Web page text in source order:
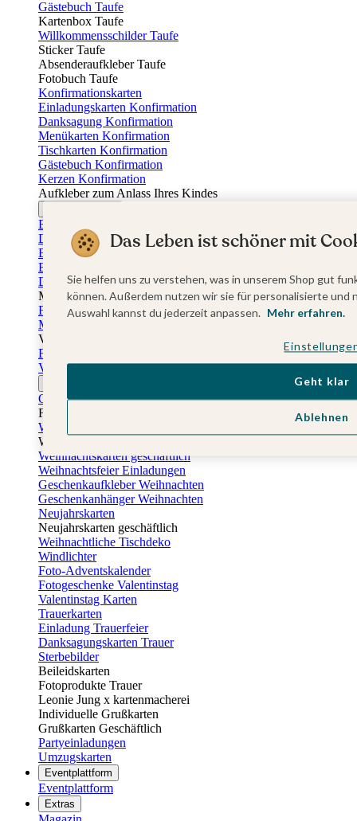
Gästebuch Taufe
Kartenbox Taufe
Willkommensschilder Taufe
Sticker Taufe
Absenderaufkleber Taufe
Fotobuch Taufe
Konfirmationskarten
Einladungskarten Konfirmation
Danksagung Konfirmation
Menükarten Konfirmation
Tischkarten Konfirmation
Gästebuch Konfirmation
Kerzen Konfirmation
Aufkleber zum Anlass Ihres Kindes
Einladungskarten Firmung
Dankeskarten Firmung
Einschulungskarten
Einladungskarten Einschulung
Danksagung Einschulung
Muttertag
Fotogeschenke Muttertag
Muttertagskarten
Vatertag
Fotogeschenke Vatertag
Vatertagskarten
Osterkarten
Fotogeschenke zu Ostern
Weihnachtskarten
Weihnachtskarten selbst gestalten
Weihnachtskarten geschäftlich
Weihnachtsfeier Einladungen
Geschenkaufkleber Weihnachten
Geschenkanhänger Weihnachten
Neujahrskarten
Neujahrskarten geschäftlich
Weihnachtliche Tischdeko
Windlichter
Foto-Adventskalender
Fotogeschenke Valentinstag
Valentinstag Karten
Trauerkarten
Einladung Trauerfeier
Danksagungskarten Trauer
Sterbebilder
Beileidskarten
Fotoprodukte Trauer
Leonie Jung x kartenmacherei
Individuelle Grußkarten
Grußkarten Geschäftlich
Partyeinladungen
Umzugskarten
Eventplattform
Eventplattform
Extras
Das Leben ist schöner mit
Sie helfen uns zu verstehen, was in unserem Shop gut
können. Außerdem nutzen wir sie für personalisierte
Auswahl kannst du jederzeit anpassen. Mehr erfahren.
Ablehnen
Geht klar